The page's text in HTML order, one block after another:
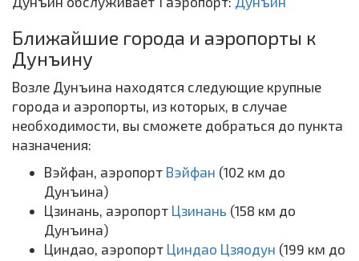
Ближайшие города и аэропорты к
Дунъину
Возле Дунъина находятся следующие крупные
города и аэропорты, из которых, в случае
необходимости, вы сможете добраться до пункта
назначения:
Вэйфан, аэропорт Вэйфан (102 км до
Дунъина)
Цзинань, аэропорт Цзинань (158 км до
Дунъина)
Циндао, аэропорт Циндао Цзяодун (199 км до